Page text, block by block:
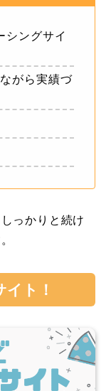
シングサイ
がら実績づ
っかりと続け
ト！